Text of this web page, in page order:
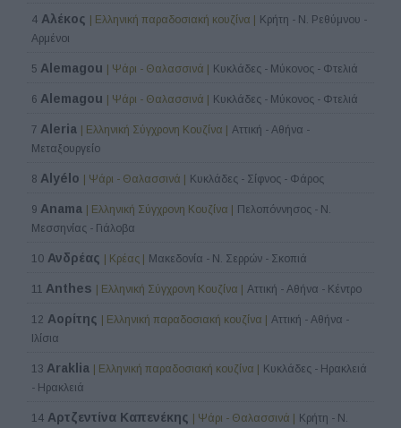
4 Αλέκος | Ελληνική παραδοσιακή κουζίνα | Κρήτη - Ν. Ρεθύμνου -
Αρμένοι
5 Alemagou | Ψάρι - Θαλασσινά | Κυκλάδες - Μύκονος - Φτελιά
6 Alemagou | Ψάρι - Θαλασσινά | Κυκλάδες - Μύκονος - Φτελιά
7 Aleria | Ελληνική Σύγχρονη Κουζίνα | Αττική - Αθήνα -
Μεταξουργείο
8 Alyélo | Ψάρι - Θαλασσινά | Κυκλάδες - Σίφνος - Φάρος
9 Anama | Ελληνική Σύγχρονη Κουζίνα | Πελοπόννησος - Ν.
Μεσσηνίας - Γιάλοβα
10 Ανδρέας | Κρέας | Μακεδονία - Ν. Σερρών - Σκοπιά
11 Anthes | Ελληνική Σύγχρονη Κουζίνα | Αττική - Αθήνα - Κέντρο
12 Αορίτης | Ελληνική παραδοσιακή κουζίνα | Αττική - Αθήνα -
Ιλίσια
13 Araklia | Ελληνική παραδοσιακή κουζίνα | Κυκλάδες - Ηρακλειά
- Ηρακλειά
14 Αρτζεντίνα Καπενέκης | Ψάρι - Θαλασσινά | Κρήτη - Ν.